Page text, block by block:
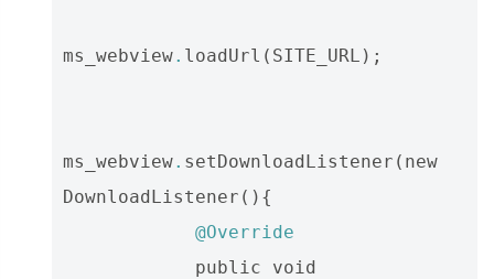
ms_webview. loadUrl ( SITE_URL );
ms_webview. setDownloadListener ( new
DownloadListener (){
@Override
public
void